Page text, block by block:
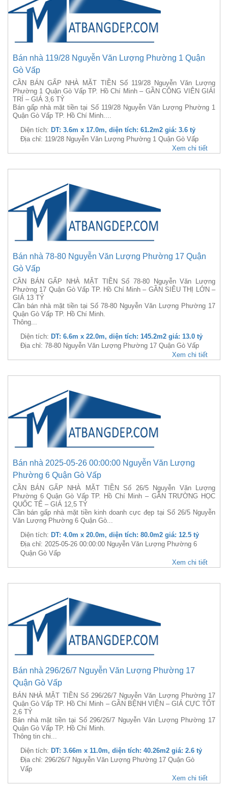
Bán nhà 119/28 Nguyễn Văn Lượng Phường 1 Quận
Gò Vấp
CẦN BÁN GẤP NHÀ MẶT TIỀN Số 119/28 Nguyễn Văn Lượng
Phường 1 Quận Gò Vấp TP. Hồ Chí Minh – GẦN CÔNG VIÊN GIẢI
TRÍ – GIÁ 3,6 TỶ
Bán gấp nhà mặt tiền tại Số 119/28 Nguyễn Văn Lượng Phường 1
Quận Gò Vấp TP. Hồ Chí Minh....
Diện tích: DT: 3.6m x 17.0m, diện tích: 61.2m2 giá: 3.6 tỷ
Địa chỉ: 119/28 Nguyễn Văn Lượng Phường 1 Quận Gò Vấp
Xem chi tiết
Bán nhà 78-80 Nguyễn Văn Lượng Phường 17 Quận
Gò Vấp
CẦN BÁN GẤP NHÀ MẶT TIỀN Số 78-80 Nguyễn Văn Lượng
Phường 17 Quận Gò Vấp TP. Hồ Chí Minh – GẦN SIÊU THỊ LỚN –
GIÁ 13 TỶ
Cần bán nhà mặt tiền tại Số 78-80 Nguyễn Văn Lượng Phường 17
Quận Gò Vấp TP. Hồ Chí Minh.
Thông...
Diện tích: DT: 6.6m x 22.0m, diện tích: 145.2m2 giá: 13.0 tỷ
Địa chỉ: 78-80 Nguyễn Văn Lượng Phường 17 Quận Gò Vấp
Xem chi tiết
Bán nhà 2025-05-26 00:00:00 Nguyễn Văn Lượng
Phường 6 Quận Gò Vấp
CẦN BÁN GẤP NHÀ MẶT TIỀN Số 26/5 Nguyễn Văn Lượng
Phường 6 Quận Gò Vấp TP. Hồ Chí Minh – GẦN TRƯỜNG HỌC
QUỐC TẾ – GIÁ 12,5 TỶ
Cần bán gấp nhà mặt tiền kinh doanh cực đẹp tại Số 26/5 Nguyễn
Văn Lượng Phường 6 Quận Gò...
Diện tích: DT: 4.0m x 20.0m, diện tích: 80.0m2 giá: 12.5 tỷ
Địa chỉ: 2025-05-26 00:00:00 Nguyễn Văn Lượng Phường 6
Quận Gò Vấp
Xem chi tiết
Bán nhà 296/26/7 Nguyễn Văn Lượng Phường 17
Quận Gò Vấp
BÁN NHÀ MẶT TIỀN Số 296/26/7 Nguyễn Văn Lượng Phường 17
Quận Gò Vấp TP. Hồ Chí Minh – GẦN BỆNH VIỆN – GIÁ CỰC TỐT
2,6 TỶ
Bán nhà mặt tiền tại Số 296/26/7 Nguyễn Văn Lượng Phường 17
Quận Gò Vấp TP. Hồ Chí Minh.
Thông tin chi...
Diện tích: DT: 3.66m x 11.0m, diện tích: 40.26m2 giá: 2.6 tỷ
Địa chỉ: 296/26/7 Nguyễn Văn Lượng Phường 17 Quận Gò
Vấp
Xem chi tiết